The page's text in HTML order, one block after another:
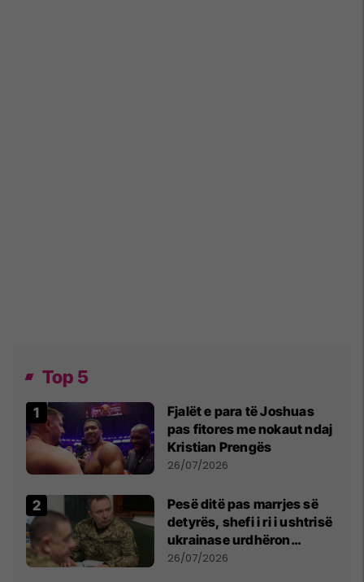
Top 5
Fjalët e para të Joshuas
pas fitores me nokaut ndaj
Kristian Prengës
26/07/2026
Pesë ditë pas marrjes së
detyrës, shefi i ri i ushtrisë
ukrainase urdhëron
kontroll të madh
26/07/2026